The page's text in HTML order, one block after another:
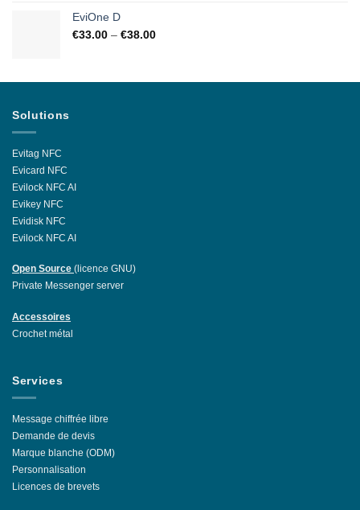
EviOne D
€33.00 – €38.00
Solutions
Evitag NFC
Evicard NFC
Evilock NFC AI
Evikey NFC
Evidisk NFC
Evilock NFC AI
Open Source (licence GNU)
Private Messenger server
Accessoires
Crochet métal
Services
Message chiffrée libre
Demande de devis
Marque blanche (ODM)
Personnalisation
Licences de brevets